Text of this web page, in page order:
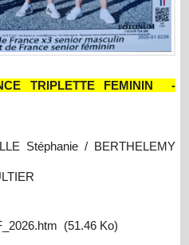
TRIPLETTE FEMININ -
Stéphanie / BERTHELEMY
(51.46 Ko)